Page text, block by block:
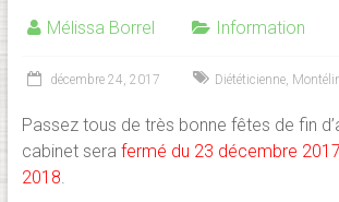
Mélissa Borrel Information
décembre 24, 2017 Diététicienne,
Passez tous de très bonne fêtes de fin
cabinet sera fermé du 23 décembre
2018.